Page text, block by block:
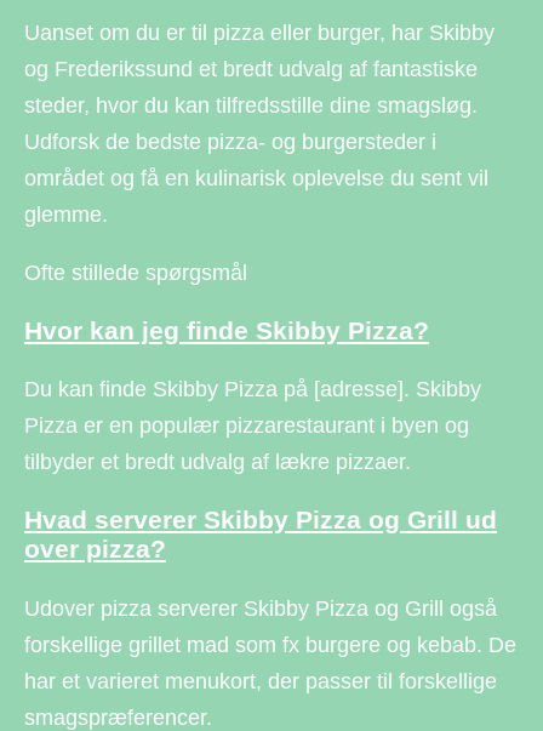
Uanset om du er til pizza eller burger, har Skibby
og Frederikssund et bredt udvalg af fantastiske
steder, hvor du kan tilfredsstille dine smagsløg.
Udforsk de bedste pizza- og burgersteder i
området og få en kulinarisk oplevelse du sent vil
glemme.
Ofte stillede spørgsmål
Hvor kan jeg finde Skibby Pizza?
Du kan finde Skibby Pizza på [adresse]. Skibby
Pizza er en populær pizzarestaurant i byen og
tilbyder et bredt udvalg af lækre pizzaer.
Hvad serverer Skibby Pizza og Grill ud
over pizza?
Udover pizza serverer Skibby Pizza og Grill også
forskellige grillet mad som fx burgere og kebab. De
har et varieret menukort, der passer til forskellige
smagspræferencer.